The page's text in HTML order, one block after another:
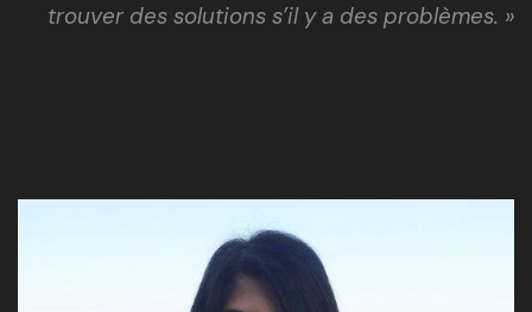
trouver des solutions s’il y a des problèmes. »